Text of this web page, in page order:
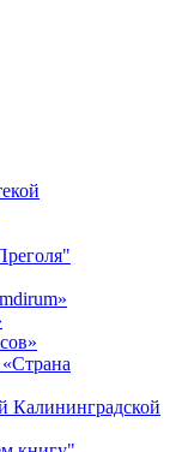
Калининградской